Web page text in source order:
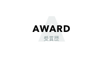
AWARD
受賞歴